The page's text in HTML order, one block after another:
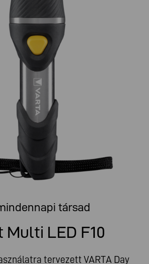
társad
Multi LED F10
tervezett VARTA Day